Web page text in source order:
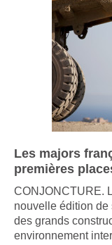
Les majors
premières
CONJONCTURE.
nouvelle édition de
des grands